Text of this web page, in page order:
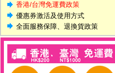
香港/台灣免運費政策
優惠券激活及使用方式
全面服務保障、退換貨政策